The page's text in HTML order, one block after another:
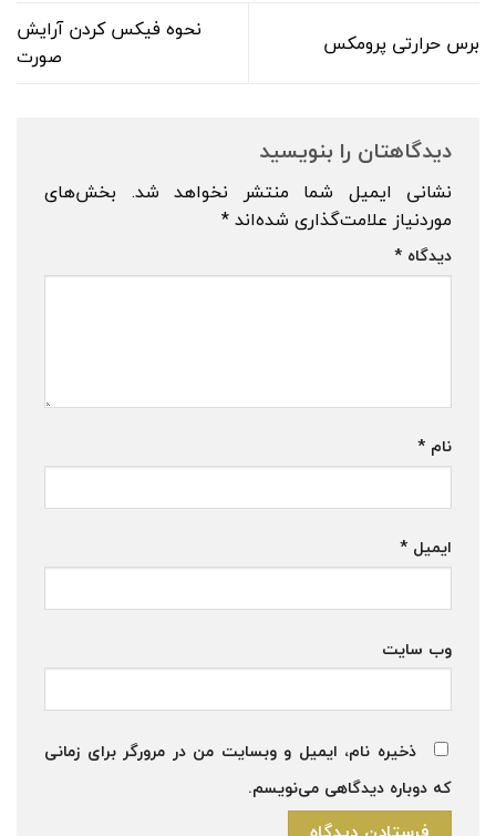
برس حرارتی پرومکس
نحوه فیکس کردن آرایش
صورت
دیدگاهتان را بنویسید
نشانی ایمیل شما منتشر نخواهد شد. بخش‌های
موردنیاز علامت‌گذاری شده‌اند*
دیدگاه *
نام *
ایمیل *
وب‌ سایت
ذخیره نام، ایمیل و وبسایت من در مرورگر برای زمانی
که دوباره دیدگاهی می‌نویسم.